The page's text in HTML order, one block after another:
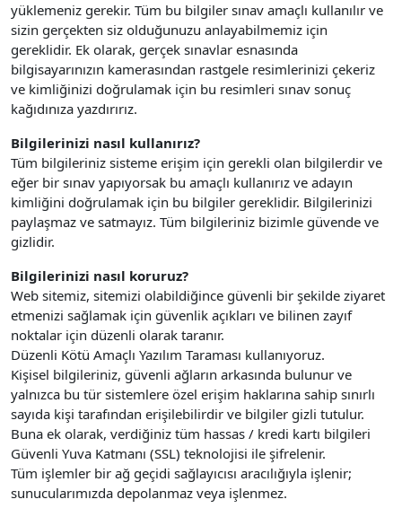
yüklemeniz gerekir. Tüm bu bilgiler sınav amaçlı kullanılır ve
sizin gerçekten siz olduğunuzu anlayabilmemiz için
gereklidir. Ek olarak, gerçek sınavlar esnasında
bilgisayarınızın kamerasından rastgele resimlerinizi çekeriz
ve kimliğinizi doğrulamak için bu resimleri sınav sonuç
kağıdınıza yazdırırız.
Bilgilerinizi nasıl kullanırız?
Tüm bilgileriniz sisteme erişim için gerekli olan bilgilerdir ve
eğer bir sınav yapıyorsak bu amaçlı kullanırız ve adayın
kimliğini doğrulamak için bu bilgiler gereklidir. Bilgilerinizi
paylaşmaz ve satmayız. Tüm bilgileriniz bizimle güvende ve
gizlidir.
Bilgilerinizi nasıl koruruz?
Web sitemiz, sitemizi olabildiğince güvenli bir şekilde ziyaret
etmenizi sağlamak için güvenlik açıkları ve bilinen zayıf
noktalar için düzenli olarak taranır.
Düzenli Kötü Amaçlı Yazılım Taraması kullanıyoruz.
Kişisel bilgileriniz, güvenli ağların arkasında bulunur ve
yalnızca bu tür sistemlere özel erişim haklarına sahip sınırlı
sayıda kişi tarafından erişilebilirdir ve bilgiler gizli tutulur.
Buna ek olarak, verdiğiniz tüm hassas / kredi kartı bilgileri
Güvenli Yuva Katmanı (SSL) teknolojisi ile şifrelenir.
Tüm işlemler bir ağ geçidi sağlayıcısı aracılığıyla işlenir;
sunucularımızda depolanmaz veya işlenmez.